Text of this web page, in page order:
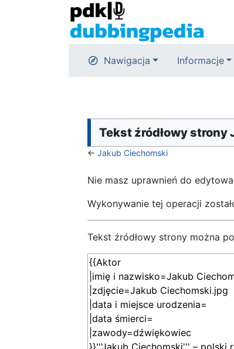
Nawigacja Informacje
Tekst źródłowy strony
← Jakub Ciechomski
Nie masz uprawnień do
Wykonywanie tej operacji
Tekst źródłowy strony można